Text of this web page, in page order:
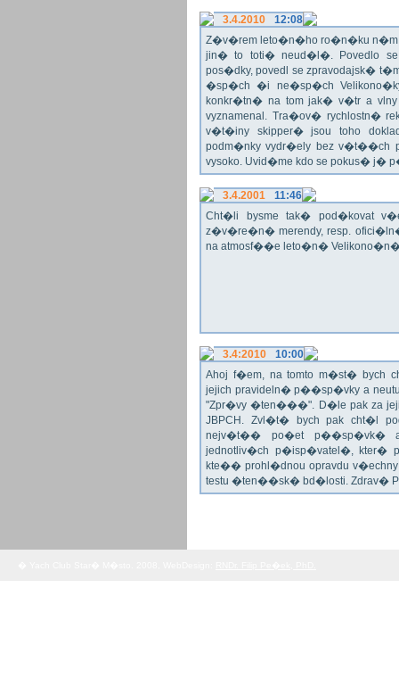
3.4.2010
12:08
Z�v�rem leto�n�ho ro�n�ku n�m
jin� to toti� neud�l�. Povedlo
pos�dky, povedl se zpravodajsk�
�sp�ch �i ne�sp�ch
konkr�tn� na tom jak� v�tr a
vyznamenal. Tra�ov� rychlostn�
v�t�iny skipper� jsou toho
podm�nky vydr�ely bez v�t��ch
vysoko. Uvid�me kdo se pokus� j�
3.4.2001
11:46
Cht�li bysme tak� pod�kovat
z�v�re�n� merendy, resp.
na atmosf��e leto�n� Velikono�n�
3.4:2010
10:00
Ahoj f�em, na tomto m�st� bych
jejich pravideln� p��sp�vky a
"Zpr�vy �ten���". D�le pak za
JBPCH. Zvl�t� bych pak cht�l
nejv�t�� po�et p��sp�vk�
jednotliv�ch p�isp�vatel�, kter�
kte�� prohl�dnou opravdu
testu �ten��sk� bd�losti. Zdrav�